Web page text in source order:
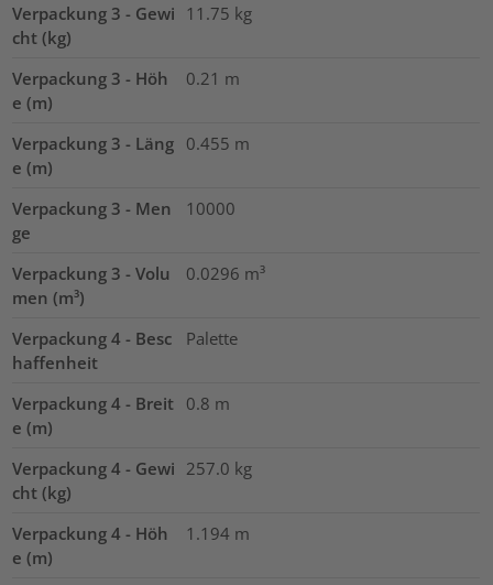
Verpackung 3 - Gewi
cht (kg)
11.75 kg
Verpackung 3 - Höh
e (m)
0.21 m
Verpackung 3 - Läng
e (m)
0.455 m
Verpackung 3 - Men
ge
10000
Verpackung 3 - Volu
men (m³)
0.0296 m³
Verpackung 4 - Besc
haffenheit
Palette
Verpackung 4 - Breit
e (m)
0.8 m
Verpackung 4 - Gewi
cht (kg)
257.0 kg
Verpackung 4 - Höh
e (m)
1.194 m